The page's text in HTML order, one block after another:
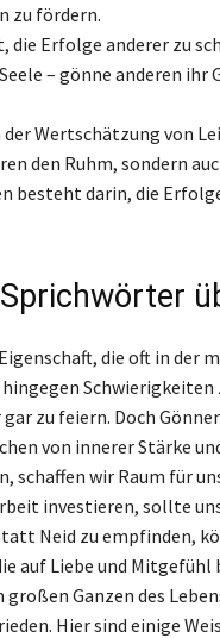
zu fördern.
die Erfolge anderer zu
– gönne anderen ihr
Wertschätzung von
den Ruhm, sondern
besteht darin, die
die oft in der
Schwierigkeiten
zu feiern. Doch
von innerer Stärke
schaffen wir Raum für
investieren, sollte
Neid zu empfinden,
auf Liebe und
Ganzen des
Hier sind einige